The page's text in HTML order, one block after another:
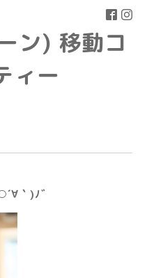
ン) 移動コ
ィー
｀)ﾉﾞ